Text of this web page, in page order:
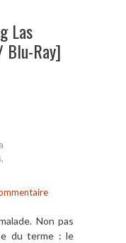
Las
Blu-Ray]
,
Non pas
du terme : le